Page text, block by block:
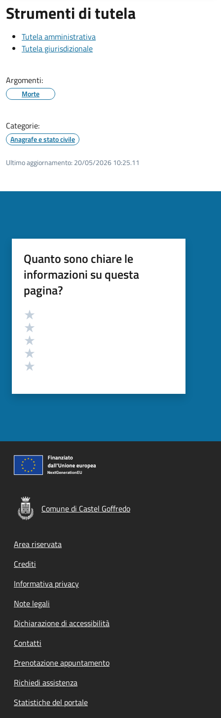
Strumenti di tutela
Tutela amministrativa
Tutela giurisdizionale
Argomenti:
Morte
Categorie:
Anagrafe e stato civile
Ultimo aggiornamento: 20/05/2026 10:25.11
Quanto sono chiare le
informazioni su questa
pagina?
Valutazione
Comune di Castel Goffredo
Footer menu
Area riservata
Crediti
Informativa privacy
Note legali
Dichiarazione di accessibilità
Contatti
Prenotazione appuntamento
Richiedi assistenza
Statistiche del portale